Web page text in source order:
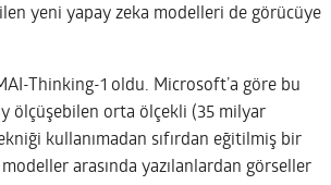
yeni yapay zeka modelleri de görücüye
Thinking-1 oldu. Microsoft’a göre bu
ölçüşebilen orta ölçekli (35 milyar
kullanımadan sıfırdan eğitilmiş bir
arasında yazılanlardan görseller